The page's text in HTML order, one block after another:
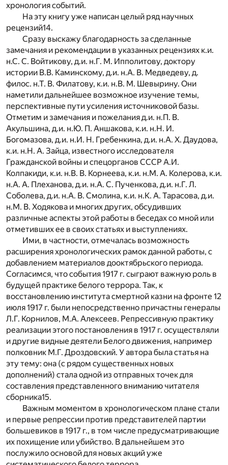
хронология событий.
На эту книгу уже написан целый ряд научных
рецензий14.
Сразу выскажу благодарность за сделанные
замечания и рекомендации в указанных рецензиях к.и.
н.С. С. Войтикову, д.и. н.Г. М. Ипполитову, доктору
истории В.В. Каминскому, д.и. н.А. В. Медведеву, д.
филос. н.Т. В. Филатову, к.и. н.В. М. Шевырину. Они
наметили дальнейшее возможное изучение темы,
перспективные пути усиления источниковой базы.
Отметим и замечания и пожелания д.и. н.П. В.
Акульшина, д.и. н.Ю. П. Аншакова, к.и. н.Н. И.
Богомазова, д.и. н.И. Н. Гребенкина, д.и. н.А. Х. Даудова,
к.и. н.Н. А. Зайца, известного исследователя
Гражданской войны и спецорганов СССР А.И.
Колпакиди, к.и. н.В. В. Корнеева, к.и. н.М. А. Колерова, к.и.
н.А. А. Плеханова, д.и. н.А. С. Пученкова, д.и. н.Г. Л.
Соболева, д.и. н.А. В. Смолина, к.и. н.К. А. Тарасова, д.и.
н.М. В. Ходякова и многих других, обсудивших
различные аспекты этой работы в беседах со мной или
отметивших ее в своих статьях и выступлениях.
Ими, в частности, отмечалась возможность
расширения хронологических рамок данной работы, с
добавлением материалов дооктябрьского периода.
Согласимся, что события 1917 г. сыграют важную роль в
будущей практике белого террора. Так, к
восстановлению института смертной казни на фронте 12
июля 1917 г. были непосредственно причастны генералы
Л.Г. Корнилов, М.А. Алексеев. Репрессивную практику
реализации этого постановления в 1917 г. осуществляли
и другие видные деятели Белого движения, например
полковник М.Г. Дроздовский. У автора была статья на
эту тему: она (с рядом существенных новых
дополнений) стала одной из отправных точек для
составления представленного вниманию читателя
сборника15.
Важным моментом в хронологическом плане стали
и первые репрессии против представителей партии
большевиков в 1917 г., в том числе предусматривающие
их похищение или убийство. В дальнейшем это
послужило основой для новых акций уже